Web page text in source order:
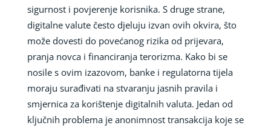
sigurnost i povjerenje korisnika. S druge strane,
digitalne valute često djeluju izvan ovih okvira, što
može dovesti do povećanog rizika od prijevara,
pranja novca i financiranja terorizma. Kako bi se
nosile s ovim izazovom, banke i regulatorna tijela
moraju surađivati na stvaranju jasnih pravila i
smjernica za korištenje digitalnih valuta. Jedan od
ključnih problema je anonimnost transakcija koje se